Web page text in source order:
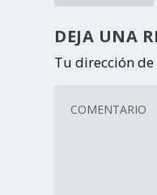
DEJA UNA
Tu dirección